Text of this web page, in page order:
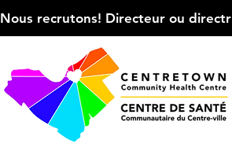
Nous recrutons! Directeur ou